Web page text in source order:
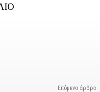
Επόμενο άρθρο